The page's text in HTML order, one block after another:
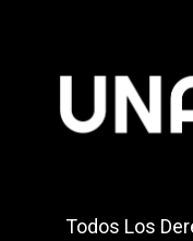
Todos Los